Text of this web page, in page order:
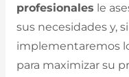
profesionales le
sus necesidades y,
implementaremos
para maximizar su